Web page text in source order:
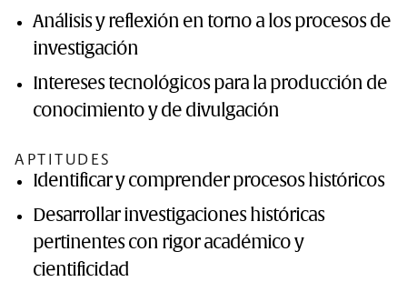
Análisis y reflexión en torno a los procesos de
investigación
Intereses tecnológicos para la producción de
conocimiento y de divulgación
APTITUDES
Identificar y comprender procesos históricos
Desarrollar investigaciones históricas
pertinentes con rigor académico y
cientificidad